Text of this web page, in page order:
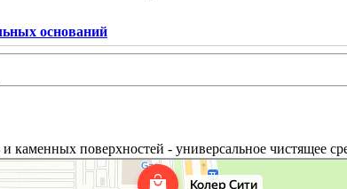
оснований
каменных поверхностей - универсальное чистящее
подходит для очистки и мытья бетонных стен, полов,
Удаляет неприятные запахи застарелые